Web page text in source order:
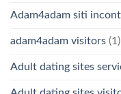
Adam4adam siti
adam4adam visitors (1)
Adult dating sites